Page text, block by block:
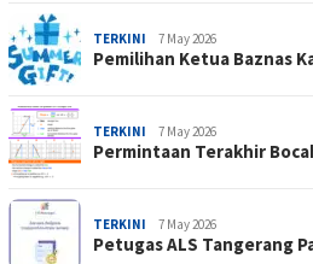
TERKINI 7 May 2026
Pemilihan Ketua Baznas
TERKINI 7 May 2026
Permintaan Terakhir
TERKINI 7 May 2026
Petugas ALS Tangerang